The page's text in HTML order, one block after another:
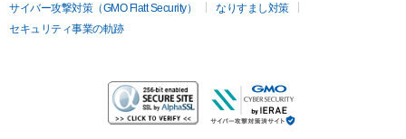
サイバー攻撃対策（GMO Flatt Security）
なりすまし対策
セキュリティ事業の軌跡